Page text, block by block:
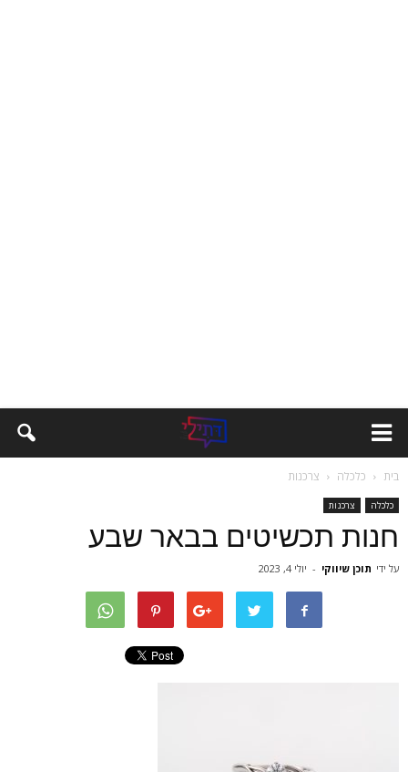
בית כלכלה צרכנות
כלכלה צרכנות
חנות תכשיטים בבאר שבע
על ידי תוכן שיווקי - יולי 4, 2023